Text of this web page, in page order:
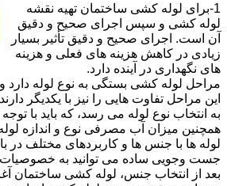
1-برای لوله کشی ساختمان تهیه نقشه
لوله کشی و سپس اجرای صحیح و دقیق
آن است. اجرای صحیح و دقیق تأثیر بسیار
زیادی در کاهش هزینه های فعلی و هزینه
های نگهداری در آینده دارد.
مراحل لوله کشی بستگی به نوع لوله دارد و
این مراحل تفاوت هایی را نیز با یکدیگر
به انتخاب نوع لوله می رسد، که باید با
همچنین میزان آب مصرفی نوع و اندازه
لوله ها با جنس ها و کاربردهای مختلف در
جست وجویی ساده می توانید به خصوصیات
بعد از انتخاب جنس، لوله کشی ساختمان